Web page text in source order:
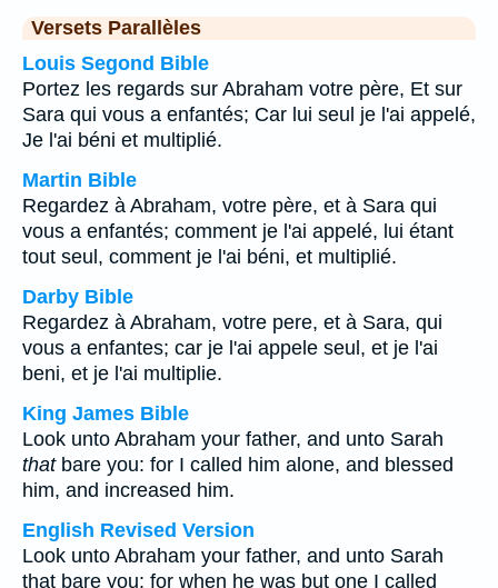
Versets Parallèles
Louis Segond Bible
Portez les regards sur Abraham votre père, Et sur
Sara qui vous a enfantés; Car lui seul je l'ai appelé,
Je l'ai béni et multiplié.
Martin Bible
Regardez à Abraham, votre père, et à Sara qui
vous a enfantés; comment je l'ai appelé, lui étant
tout seul, comment je l'ai béni, et multiplié.
Darby Bible
Regardez à Abraham, votre pere, et à Sara, qui
vous a enfantes; car je l'ai appele seul, et je l'ai
beni, et je l'ai multiplie.
King James Bible
Look unto Abraham your father, and unto Sarah
thatbare you: for I called him alone, and blessed
him, and increased him.
English Revised Version
Look unto Abraham your father, and unto Sarah
that bare you: for when he was but one I called